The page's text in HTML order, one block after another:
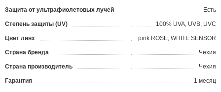
Защита от ультрафиолетовых лучей Есть
Степень защиты (UV) 100% UVA, UVB, UVC
Цвет линз pink ROSE, WHITE SENSOR
Страна бренда Чехия
Страна производитель Чехия
Гарантия 1 месяц